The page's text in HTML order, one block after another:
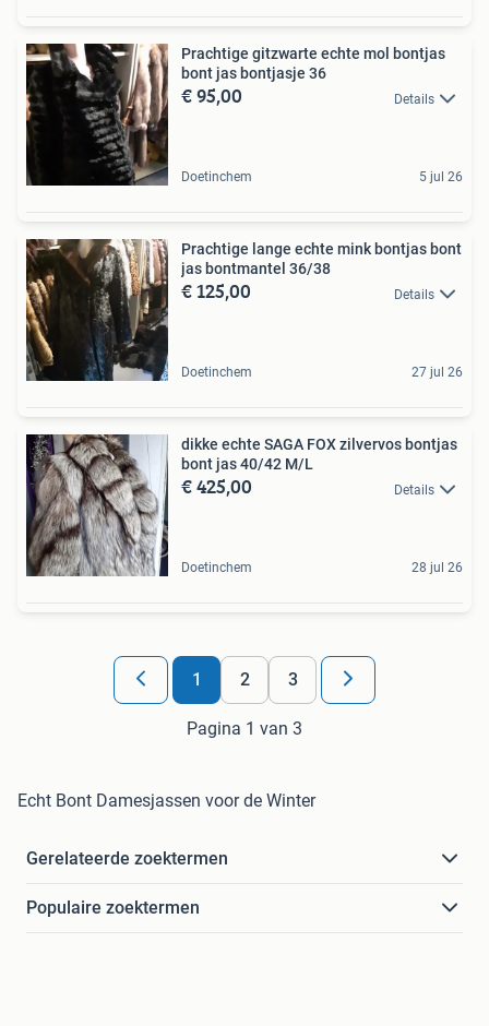
Prachtige gitzwarte echte mol bontjas
bont jas bontjasje 36
€ 95,00 Details
Doetinchem 5 jul 26
Prachtige lange echte mink bontjas bont
jas bontmantel 36/38
€ 125,00 Details
Doetinchem 27 jul 26
dikke echte SAGA FOX zilvervos bontjas
bont jas 40/42 M/L
€ 425,00 Details
Doetinchem 28 jul 26
1 2 3
Pagina 1 van 3
Echt Bont Damesjassen voor de Winter
Gerelateerde zoektermen
Populaire zoektermen